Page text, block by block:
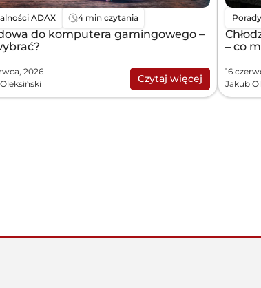
ADAX 4 min czytania
do komputera gamingowego –
2026
Czytaj więcej
– co
16
Jakub